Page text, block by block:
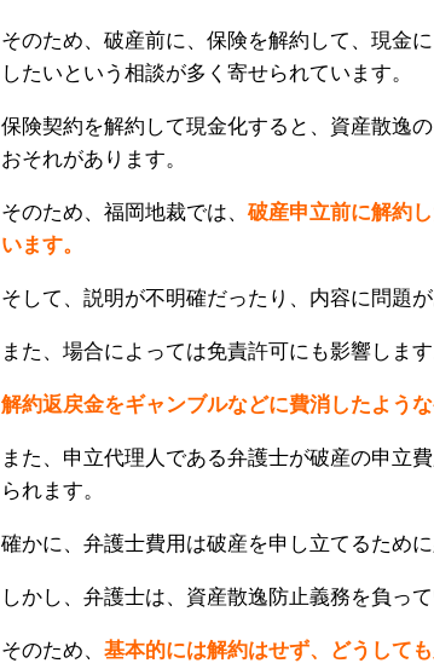
そのため、破産前に、保険を解約して、現金に
したいという相談が多く寄せられています。
保険契約を解約して現金化すると、資産散逸の
おそれがあります。
そのため、福岡地裁では、 破産申立前に解約
います。
そして、説明が不明確だったり、内容に問題
また、場合によっては免責許可にも影響します
解約返戻金をギャンブルなどに費消したよう
また、申立代理人である弁護士が破産の申立
られます。
確かに、弁護士費用は破産を申し立てるため
しかし、弁護士は、資産散逸防止義務を負っ
そのため、 基本的には解約はせず、どうして